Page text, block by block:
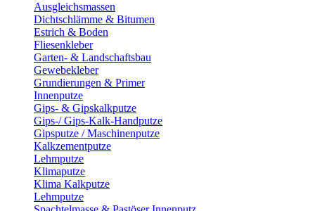
Ausgleichsmassen
Dichtschlämme & Bitumen
Estrich & Boden
Fliesenkleber
Garten- & Landschaftsbau
Gewebekleber
Grundierungen & Primer
Innenputze
Gips- & Gipskalkputze
Gips-/ Gips-Kalk-Handputze
Gipsputze / Maschinenputze
Kalkzementputze
Lehmputze
Klimaputze
Klima Kalkputze
Lehmputze